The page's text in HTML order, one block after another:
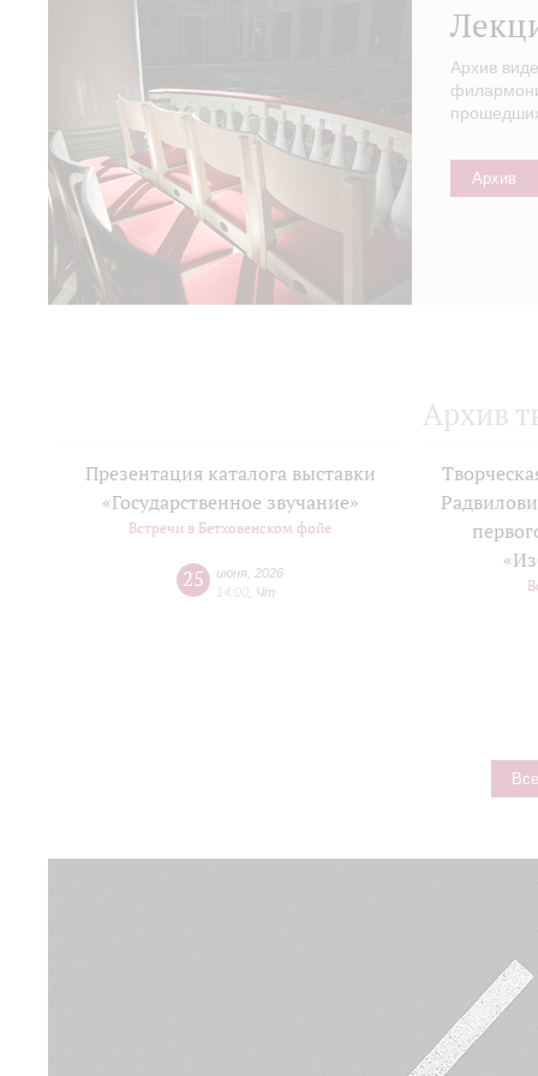
Архив
Архив
Архив
Презентация каталога выставки
«Государственное звучание»
Встречи в Бетховенском фойе
25 июня 2026
14:00 Чт